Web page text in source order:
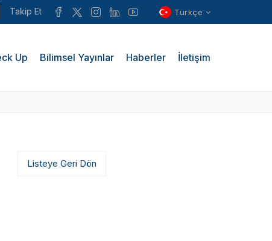
Türkçe
Takip Et
Up Bilimsel Yayınlar Haberler İletişim
Listeye Geri Dön